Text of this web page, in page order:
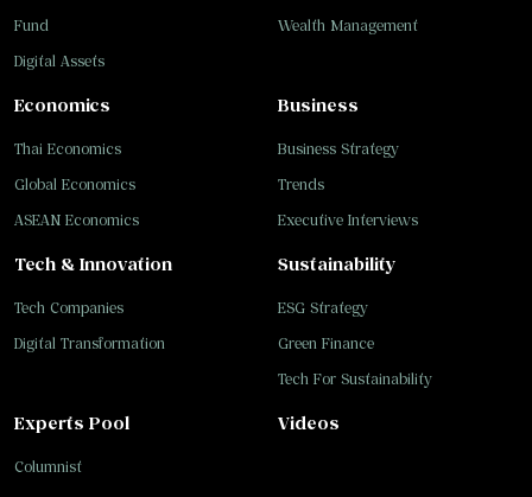
Fund
Digital Assets
Wealth Management
Business
Business Strategy
Trends
Executive Interviews
Tech & Innovation
Tech Companies
Digital Transformation
Sustainability
ESG Strategy
Green Finance
Tech For Sustainability
Economics
Thai Economics
Global Economics
ASEAN Economics
Experts Pool
Columnist
Videos